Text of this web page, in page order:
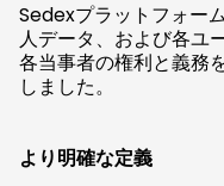
Sedexプラットフォー
人データ、および各ユ
各当事者の権利と義務
しました。
より明確な定義